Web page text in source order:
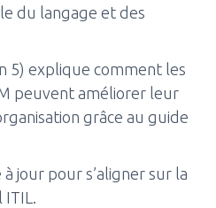
du langage et des
5) explique comment les
peuvent améliorer leur
grâce au guide
jour pour s’aligner sur la
ITIL.